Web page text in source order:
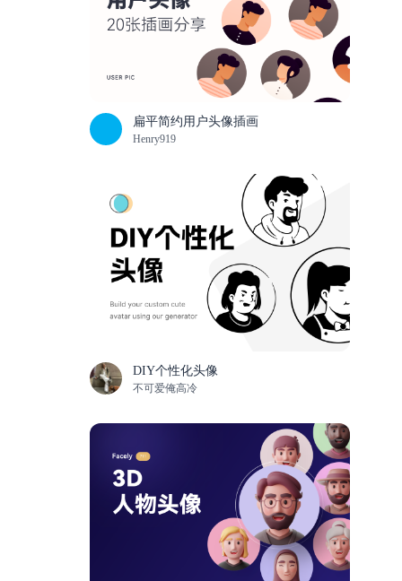
扁平简约用户头像插画
Henry919
DIY个性化头像
不可爱俺高冷